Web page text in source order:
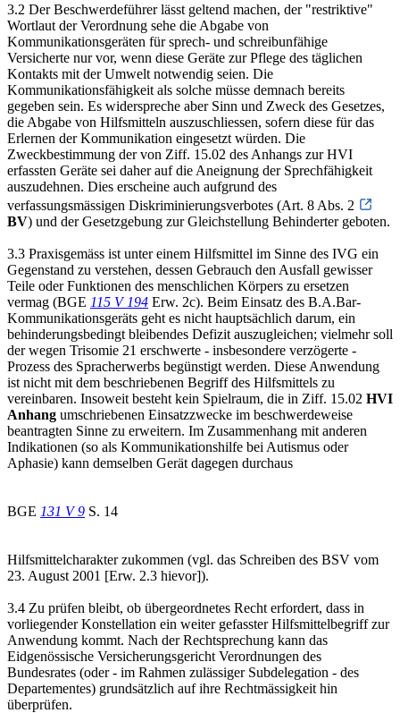
3.2 Der Beschwerdeführer lässt geltend machen, der "restriktive"
Wortlaut der Verordnung sehe die Abgabe von
Kommunikationsgeräten für sprech- und schreibunfähige
Versicherte nur vor, wenn diese Geräte zur Pflege des täglichen
Kontakts mit der Umwelt notwendig seien. Die
Kommunikationsfähigkeit als solche müsse demnach bereits
gegeben sein. Es widerspreche aber Sinn und Zweck des Gesetzes,
die Abgabe von Hilfsmitteln auszuschliessen, sofern diese für das
Erlernen der Kommunikation eingesetzt würden. Die
Zweckbestimmung der von Ziff. 15.02 des Anhangs zur HVI
erfassten Geräte sei daher auf die Aneignung der Sprechfähigkeit
auszudehnen. Dies erscheine auch aufgrund des
verfassungsmässigen Diskriminierungsverbotes (Art. 8 Abs. 2
BV) und der Gesetzgebung zur Gleichstellung Behinderter geboten.
3.3 Praxisgemäss ist unter einem Hilfsmittel im Sinne des IVG ein
Gegenstand zu verstehen, dessen Gebrauch den Ausfall gewisser
Teile oder Funktionen des menschlichen Körpers zu ersetzen
vermag (BGE 115 V 194 Erw. 2c). Beim Einsatz des B.A.Bar-
Kommunikationsgeräts geht es nicht hauptsächlich darum, ein
behinderungsbedingt bleibendes Defizit auszugleichen; vielmehr soll
der wegen Trisomie 21 erschwerte - insbesondere verzögerte -
Prozess des Spracherwerbs begünstigt werden. Diese Anwendung
ist nicht mit dem beschriebenen Begriff des Hilfsmittels zu
vereinbaren. Insoweit besteht kein Spielraum, die in Ziff. 15.02 HVI
Anhang umschriebenen Einsatzzwecke im beschwerdeweise
beantragten Sinne zu erweitern. Im Zusammenhang mit anderen
Indikationen (so als Kommunikationshilfe bei Autismus oder
Aphasie) kann demselben Gerät dagegen durchaus
BGE 131 V 9 S. 14
Hilfsmittelcharakter zukommen (vgl. das Schreiben des BSV vom
23. August 2001 [Erw. 2.3 hievor]).
3.4 Zu prüfen bleibt, ob übergeordnetes Recht erfordert, dass in
vorliegender Konstellation ein weiter gefasster Hilfsmittelbegriff zur
Anwendung kommt. Nach der Rechtsprechung kann das
Eidgenössische Versicherungsgericht Verordnungen des
Bundesrates (oder - im Rahmen zulässiger Subdelegation - des
Departementes) grundsätzlich auf ihre Rechtmässigkeit hin
überprüfen.